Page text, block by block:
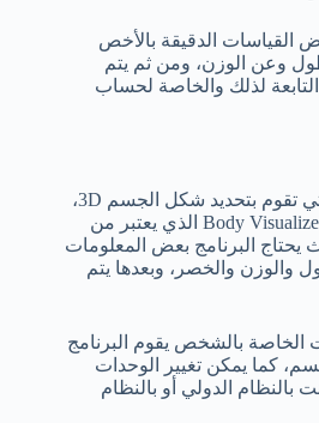
القياسات الدقيقة بالأخص
وعن الوزن، ومن ثم يتم
لذلك والخاصة لحساب
توجد مجموعة من المواقع التي تقوم بتحديد شكل الجسم 3D،
ومن أهم هذه المواقع موقع Body Visualizer الذي يعتبر من
البرنامج بعض المعلومات
والخصر، وبعدها يتم
الخاصة بالشخص يقوم البرنامج
كما يمكن تغيير الوحدات
بالنظام الدولي أو بالنظام